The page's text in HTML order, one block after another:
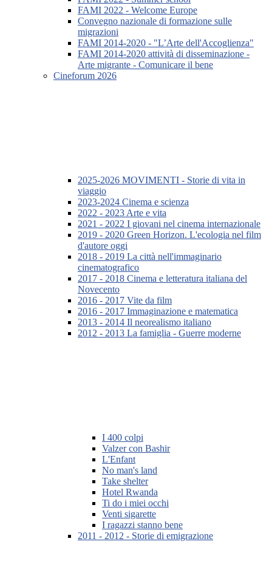
FAMI 2022 - Welcome Europe
Convegno nazionale di formazione sulle
migrazioni
FAMI 2014-2020 - "L’Arte dell'Accoglienza"
FAMI 2014-2020 attività di disseminazione -
Arte migrante - Comunicare il bene
Cineforum 2026
2025-2026 MOVIMENTI - Storie di vita in
viaggio
2023-2024 Cinema e scienza
2022 - 2023 Arte e vita
2021 - 2022 I giovani nel cinema internazionale
2019 - 2020 Green Horizon. L'ecologia nel film
d'autore oggi
2018 - 2019 La città nell'immaginario
cinematografico
2017 - 2018 Cinema e letteratura italiana del
Novecento
2016 - 2017 Vite da film
2016 - 2017 Immaginazione e matematica
2013 - 2014 Il neorealismo italiano
2012 - 2013 La famiglia - Guerre moderne
I 400 colpi
Valzer con Bashir
L'Enfant
No man's land
Take shelter
Hotel Rwanda
Ti do i miei occhi
Venti sigarette
I ragazzi stanno bene
2011 - 2012 - Storie di emigrazione